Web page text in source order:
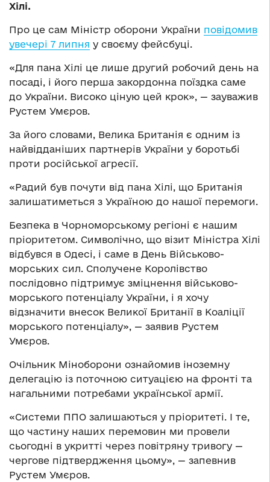
Хілі.
Про це сам Міністр оборони України повідомив
увечері 7 липня у своєму фейсбуці.
«Для пана Хілі це лише другий робочий день на
посаді, і його перша закордонна поїздка саме
до України. Високо ціную цей крок», — зауважив
Рустем Умєров.
За його словами, Велика Британія є одним із
найвідданіших партнерів України у боротьбі
проти російської агресії.
«Радий був почути від пана Хілі, що Британія
залишатиметься з Україною до нашої перемоги.
Безпека в Чорноморському регіоні є нашим
пріоритетом. Символічно, що візит Міністра Хілі
відбувся в Одесі, і саме в День Військово-
морських сил. Сполучене Королівство
послідовно підтримує зміцнення військово-
морського потенціалу України, і я хочу
відзначити внесок Великої Британії в Коаліції
морського потенціалу», — заявив Рустем
Умєров.
Очільник Міноборони ознайомив іноземну
делегацію із поточною ситуацією на фронті та
нагальними потребами української армії.
«Системи ППО залишаються у пріоритеті. І те,
що частину наших перемовин ми провели
сьогодні в укритті через повітряну тривогу —
чергове підтвердження цьому», — запевнив
Рустем Умєров.